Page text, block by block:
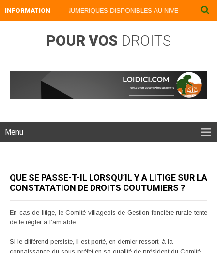
INFORMATION
NOS LIVRES NUMERIQUES DISPONIBLES AU NIVEAU DU
POUR VOS DROITS
Menu
QUE SE PASSE-T-IL LORSQU’IL Y A LITIGE SUR LA
CONSTATATION DE DROITS COUTUMIERS ?
En cas de litige, le Comité villageois de Gestion foncière rurale tente
de le régler à l’amiable.
Si le différend persiste, il est porté, en dernier ressort, à la
connaissance du sous-préfet en sa qualité de président du Comité